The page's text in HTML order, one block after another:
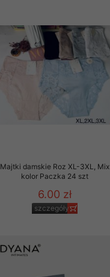
Majtki damskie Roz XL-3XL, Mix
kolor Paczka 24 szt
6.00 zł
szczegóły